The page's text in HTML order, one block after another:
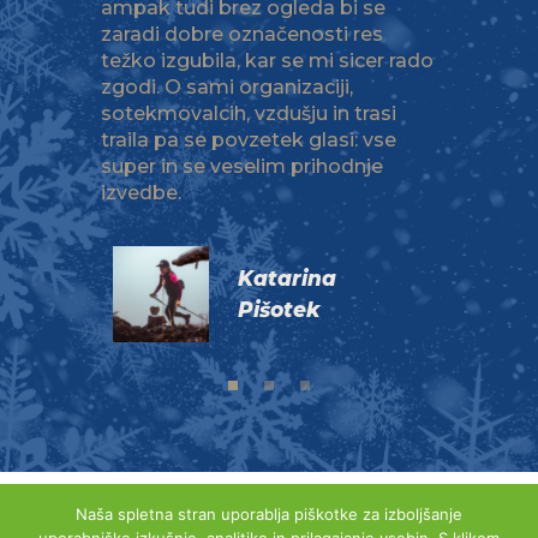
iz
ampak tudi brez ogleda bi se
zaradi dobre označenosti res
težko izgubila, kar se mi sicer rado
zgodi. O sami organizaciji,
sotekmovalcih, vzdušju in trasi
traila pa se povzetek glasi: vse
super in se veselim prihodnje
izvedbe.
Katarina
Pišotek
Naša spletna stran uporablja piškotke za izboljšanje